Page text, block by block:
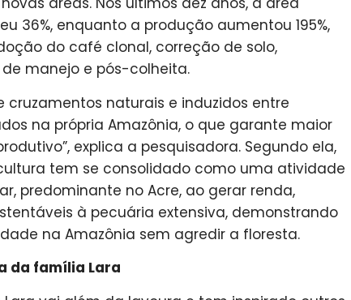
36%, enquanto a produção aumentou 195%,
do café clonal, correção de solo,
manejo e pós-colheita.
cruzamentos naturais e induzidos entre
na própria Amazônia, o que garante maior
explica a pesquisadora. Segundo ela,
tem se consolidado como uma atividade
predominante no Acre, ao gerar renda,
à pecuária extensiva, demonstrando
na Amazônia sem agredir a floresta.
da família Lara